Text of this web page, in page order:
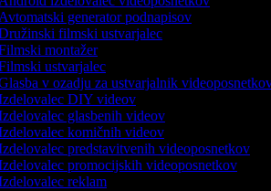
generator podnapisov
filmski ustvarjalec
montažer
ustvarjalec
v ozadju za ustvarjalnik videoposnetkov
DIY videov
glasbenih videov
komičnih videov
predstavitvenih videoposnetkov
promocijskih videoposnetkov
reklam